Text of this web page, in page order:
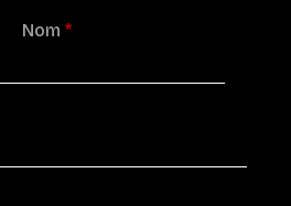
Nom *